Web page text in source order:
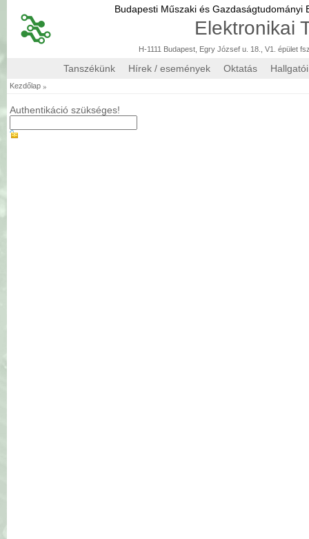
Budapesti Műszaki és Gazdaságtudományi
Elektronikai
H-1111 Budapest, Egry József u. 18., V1. épület
Tanszékünk Hírek / események Oktatás
Kezdőlap »
Authentikáció szükséges!